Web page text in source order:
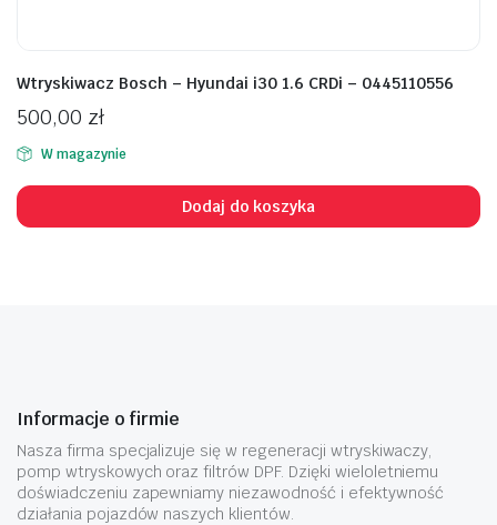
Wtryskiwacz Bosch – Hyundai i30 1.6 CRDi – 0445110556
500,00 zł
W magazynie
Dodaj do koszyka
Informacje o firmie
Nasza firma specjalizuje się w regeneracji wtryskiwaczy,
pomp wtryskowych oraz filtrów DPF. Dzięki wieloletniemu
doświadczeniu zapewniamy niezawodność i efektywność
działania pojazdów naszych klientów.